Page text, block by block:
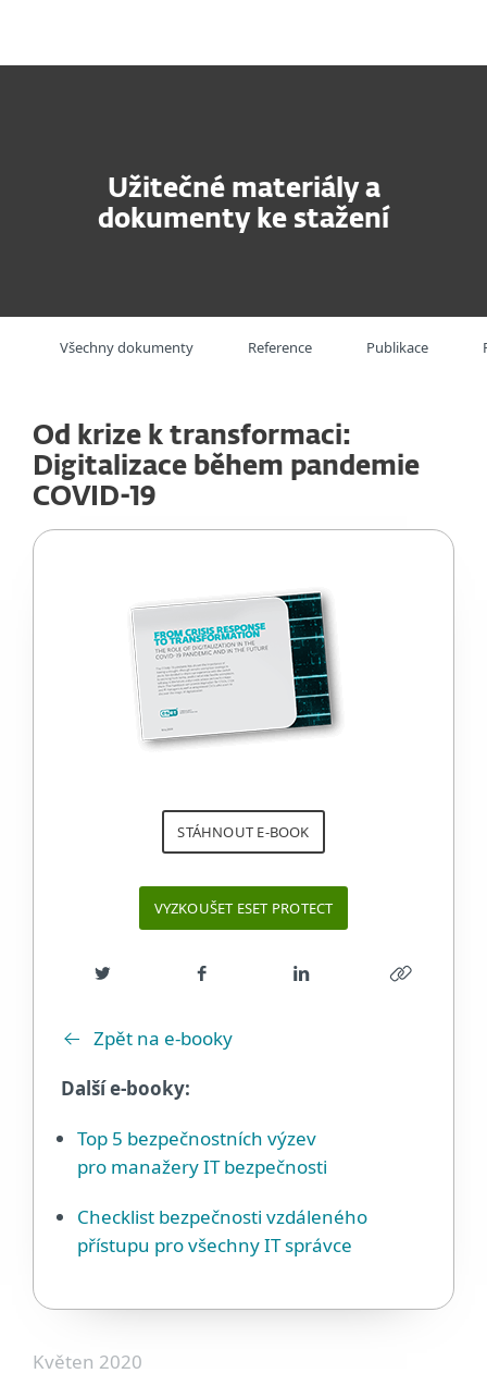
Užitečné materiály a
dokumenty ke stažení
Všechny dokumenty Reference Publikace
Od krize k transformaci:
Digitalizace během pandemie
COVID-19
STÁHNOUT E-BOOK
VYZKOUŠET ESET PROTECT
Zpět na e-booky
Další e-booky:
Top 5 bezpečnostních výzev
pro manažery IT bezpečnosti
Checklist bezpečnosti vzdáleného
přístupu pro všechny IT správce
Květen 2020